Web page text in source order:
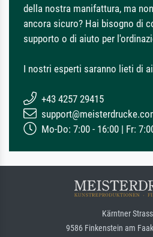
della nostra manifattura, ma
ancora sicuro? Hai bisogno di
supporto o di aiuto per
I nostri esperti saranno lieti di
+43 4257 29415
Mo-Do: 7:00 - 16:00 | Fr:
Kärntner
9586 Finkenstein am